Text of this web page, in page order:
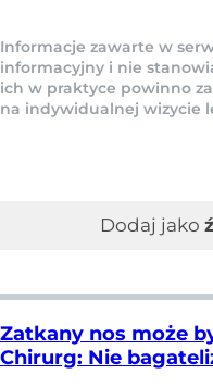
Informacje zawarte w
informacyjny i nie
ich w praktyce powinno
na indywidualnej wizycie
Dodaj jako
Zatkany nos może
Chirurg: Nie